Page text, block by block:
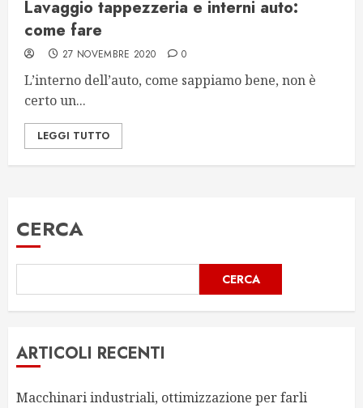
Lavaggio tappezzeria e interni auto:
come fare
27 NOVEMBRE 2020 0
L’interno dell’auto, come sappiamo bene, non è
certo un...
LEGGI TUTTO
CERCA
CERCA
ARTICOLI RECENTI
Macchinari industriali, ottimizzazione per farli